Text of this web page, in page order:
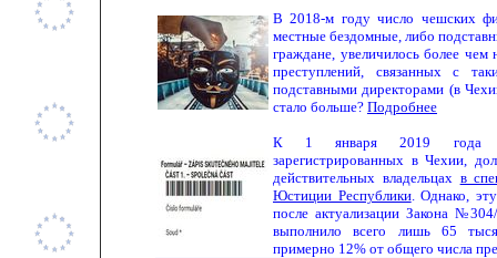
В 2018-м году число чешских
местные бездомные, либо
граждане, увеличилось более
преступлений, связанных с
подставными директорами (в
стало больше? Подробнее
К 1 января 2019 года
зарегистрированных в Чехии,
действительных владельцах в
Юстиции Республики. Однако,
после актуализации Закона
выполнило всего лишь 65
примерно 12% от общего числа